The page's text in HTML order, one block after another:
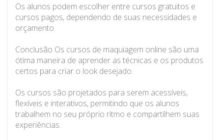
Os alunos podem escolher entre cursos gratuitos e
cursos pagos, dependendo de suas necessidades e
orçamento.
Conclusão Os cursos de maquiagem online são uma
ótima maneira de aprender as técnicas e os produtos
certos para criar o look desejado.
Os cursos são projetados para serem acessíveis,
flexíveis e interativos, permitindo que os alunos
trabalhem no seu próprio ritmo e compartilhem suas
experiências.